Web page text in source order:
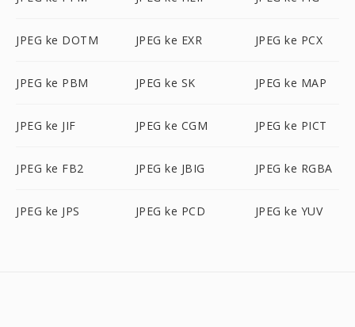
JPEG ke DOTM JPEG ke EXR JPEG ke PCX
JPEG ke PBM JPEG ke SK JPEG ke MAP
JPEG ke JIF JPEG ke CGM JPEG ke PICT
JPEG ke FB2 JPEG ke JBIG JPEG ke RGBA
JPEG ke JPS JPEG ke PCD JPEG ke YUV